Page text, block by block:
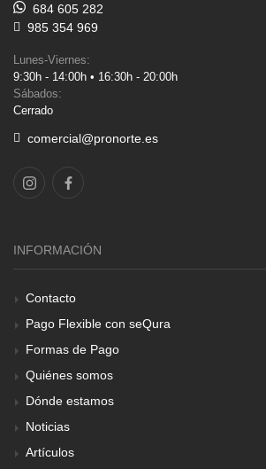
684 605 282
985 354 969
Lunes-Viernes:
9:30h - 14:00h • 16:30h - 20:00h
Sábados:
Cerrado
comercial@pronorte.es
INFORMACIÓN
Contacto
Pago Flexible con seQura
Formas de Pago
Quiénes somos
Dónde estamos
Noticias
Artículos